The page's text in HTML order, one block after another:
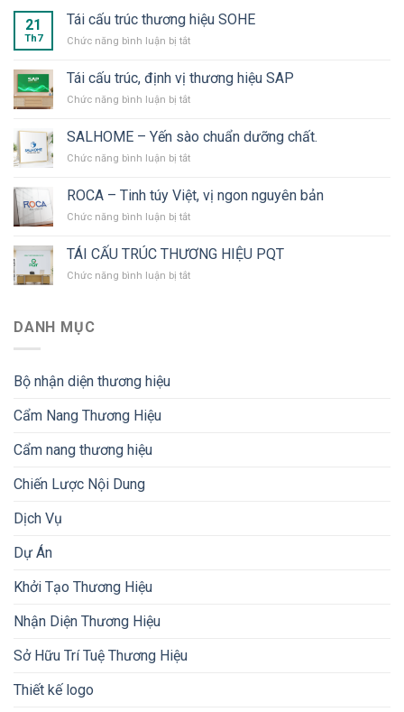
21
Th7
Tái cấu trúc thương hiệu SOHE
Chức năng bình luận bị tắtở
cấu
trúc
thương
SOHE
Tái cấu trúc, định vị thương hiệu SAP
Chức năng bình luận bị tắtở
trúc,
định
thương
hiệu
SAP
SALHOME – Yến sào chuẩn dưỡng chất.
Chức năng bình luận bị tắtở
–
Yến
sào
dưỡng
ROCA – Tinh túy Việt, vị ngon nguyên bản
Chức năng bình luận bị tắtở
–
Tinh
túy
TÁI CẤU TRÚC THƯƠNG HIỆU PQT
Chức năng bình luận bị tắtở
DANH MỤC
Bộ nhận diện thương hiệu
Cẩm Nang Thương Hiệu
Cẩm nang thương hiệu
Chiến Lược Nội Dung
Dịch Vụ
Dự Án
Khởi Tạo Thương Hiệu
Nhận Diện Thương Hiệu
Sở Hữu Trí Tuệ Thương Hiệu
Thiết kế logo